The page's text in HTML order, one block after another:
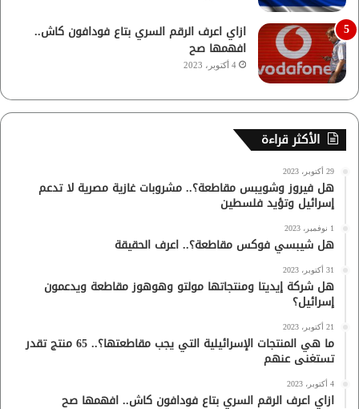
ازاي اعرف الرقم السري بتاع فودافون كاش..
افهمها صح
4 أكتوبر، 2023
الأكثر قراءة
29 أكتوبر، 2023
هل فيروز وشويبس مقاطعة؟.. مشروبات غازية مصرية لا تدعم
إسرائيل وتؤيد فلسطين
1 نوفمبر، 2023
هل شيبسي فوكس مقاطعة؟.. اعرف الحقيقة
31 أكتوبر، 2023
هل شركة إيديتا ومنتجاتها مولتو وهوهوز مقاطعة ويدعمون
إسرائيل؟
21 أكتوبر، 2023
ما هي المنتجات الإسرائيلية التي يجب مقاطعتها؟.. 65 منتج تقدر
تستغنى عنهم
4 أكتوبر، 2023
ازاي اعرف الرقم السري بتاع فودافون كاش.. افهمها صح